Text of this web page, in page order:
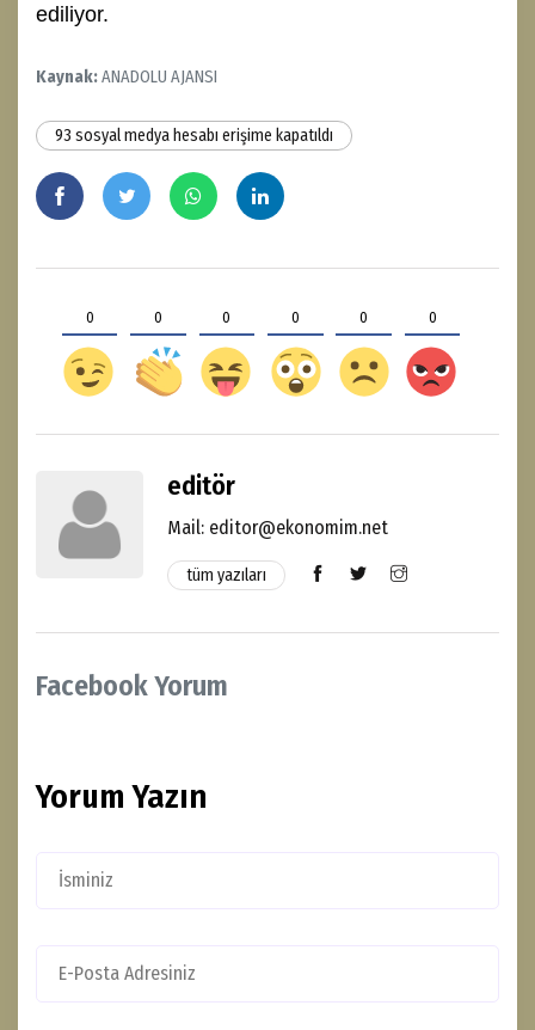
ediliyor.
Kaynak:ANADOLU AJANSI
93 sosyal medya hesabı erişime kapatıldı
0 0 0 0 0 0
editör
Mail: editor@ekonomim.net
tüm yazıları
Facebook Yorum
Yorum Yazın